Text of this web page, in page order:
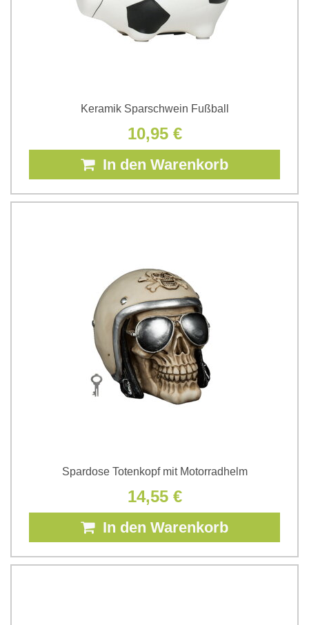
Keramik Sparschwein Fußball
10,95 €
In den Warenkorb
Spardose Totenkopf mit Motorradhelm
14,55 €
In den Warenkorb